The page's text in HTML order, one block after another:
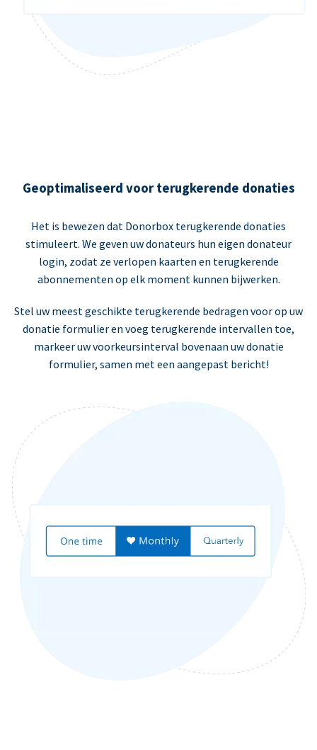
Geoptimaliseerd voor terugkerende donaties
Het is bewezen dat Donorbox terugkerende donaties
stimuleert. We geven uw donateurs hun eigen donateur
login, zodat ze verlopen kaarten en terugkerende
abonnementen op elk moment kunnen bijwerken.
Stel uw meest geschikte terugkerende bedragen voor op uw
donatie formulier en voeg terugkerende intervallen toe,
markeer uw voorkeursinterval bovenaan uw donatie
formulier, samen met een aangepast bericht!